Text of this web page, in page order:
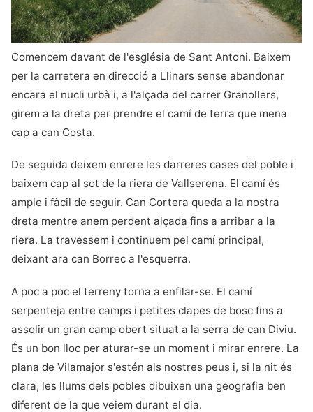
Comencem davant de l'església de Sant Antoni. Baixem
per la carretera en direcció a Llinars sense abandonar
encara el nucli urbà i, a l'alçada del carrer Granollers,
girem a la dreta per prendre el camí de terra que mena
cap a can Costa.
De seguida deixem enrere les darreres cases del poble i
baixem cap al sot de la riera de Vallserena. El camí és
ample i fàcil de seguir. Can Cortera queda a la nostra
dreta mentre anem perdent alçada fins a arribar a la
riera. La travessem i continuem pel camí principal,
deixant ara can Borrec a l'esquerra.
A poc a poc el terreny torna a enfilar-se. El camí
serpenteja entre camps i petites clapes de bosc fins a
assolir un gran camp obert situat a la serra de can Diviu.
És un bon lloc per aturar-se un moment i mirar enrere. La
plana de Vilamajor s'estén als nostres peus i, si la nit és
clara, les llums dels pobles dibuixen una geografia ben
diferent de la que veiem durant el dia.